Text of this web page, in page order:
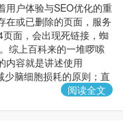
用户体验与SEO优化的重
在或已删除的页面，服务
面，会出现死链接，蜘
综上百科来的一堆啰嗦
内容就是讲述使用
脑细胞损耗的原则；直
阅读全文